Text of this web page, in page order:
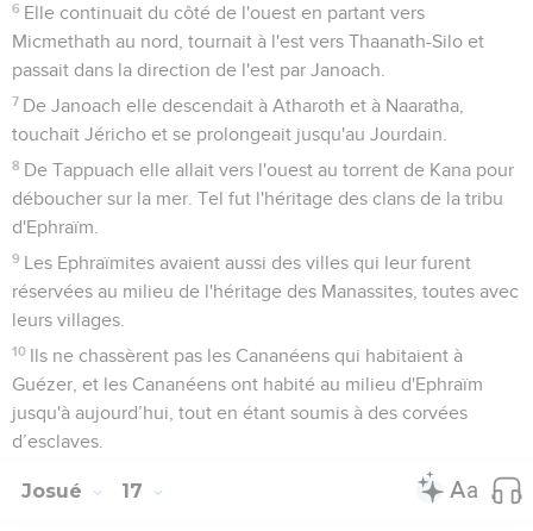
6 Elle continuait du côté de l'ouest en partant vers
Micmethath au nord, tournait à l'est vers Thaanath-Silo et
passait dans la direction de l'est par Janoach.
7 De Janoach elle descendait à Atharoth et à Naaratha,
touchait Jéricho et se prolongeait jusqu'au Jourdain.
8 De Tappuach elle allait vers l'ouest au torrent de Kana pour
déboucher sur la mer. Tel fut l'héritage des clans de la tribu
d'Ephraïm.
9 Les Ephraïmites avaient aussi des villes qui leur furent
réservées au milieu de l'héritage des Manassites, toutes avec
leurs villages.
10 Ils ne chassèrent pas les Cananéens qui habitaient à
Guézer, et les Cananéens ont habité au milieu d'Ephraïm
jusqu'à aujourd’hui, tout en étant soumis à des corvées
d’esclaves.
Josué 17